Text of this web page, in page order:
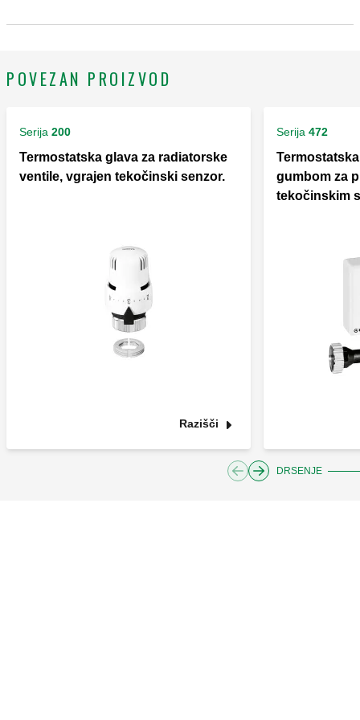
POVEZAN PROIZVOD
Serija 200
Termostatska glava za radiatorske
ventile, vgrajen tekočinski senzor.
Razišči
Serija 472
gumbom za
tekočinskim
DRSENJE